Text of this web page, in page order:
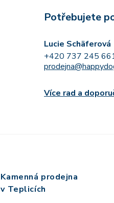
Potřebujete
Lucie Schäferová
+420 737 245
Více rad a
Kamenná prodejna
v Teplicích